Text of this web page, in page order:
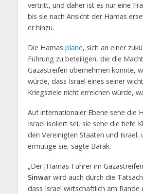
vertritt, und daher ist es nur eine
bis sie nach Ansicht der Hamas
er hinzu.
Die Hamas plane, sich an einer
Führung zu beteiligen, die die
Gazastreifen übernehmen könnte,
würde, dass Israel eines seiner
Kriegsziele nicht erreichen würde,
Auf internationaler Ebene sehe die
Israel isoliert sei, sie sehe die tiefe
den Vereinigten Staaten und Israel,
ermutige sie, sagte Barak.
„Der [Hamas-Führer im
Sinwarwird auch durch die
dass Israel wirtschaftlich am Rande